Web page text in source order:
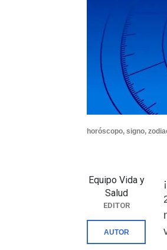
horóscopo, signo,
Equipo Vida y
Salud
EDITOR
AUTOR